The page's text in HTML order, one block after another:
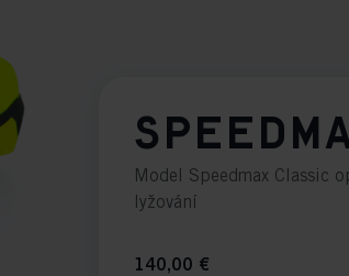
Model Speedmax Classic
lyžování
140,00 €